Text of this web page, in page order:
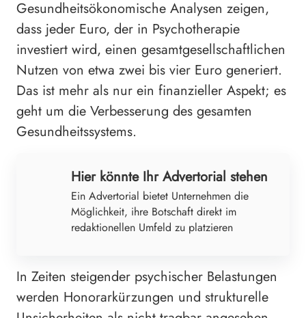
Gesundheitsökonomische Analysen zeigen,
dass jeder Euro, der in Psychotherapie
investiert wird, einen gesamtgesellschaftlichen
Nutzen von etwa zwei bis vier Euro generiert.
Das ist mehr als nur ein finanzieller Aspekt; es
geht um die Verbesserung des gesamten
Gesundheitssystems.
Hier könnte Ihr Advertorial stehen
Ein Advertorial bietet Unternehmen die
Möglichkeit, ihre Botschaft direkt im
redaktionellen Umfeld zu platzieren
In Zeiten steigender psychischer Belastungen
werden Honorarkürzungen und strukturelle